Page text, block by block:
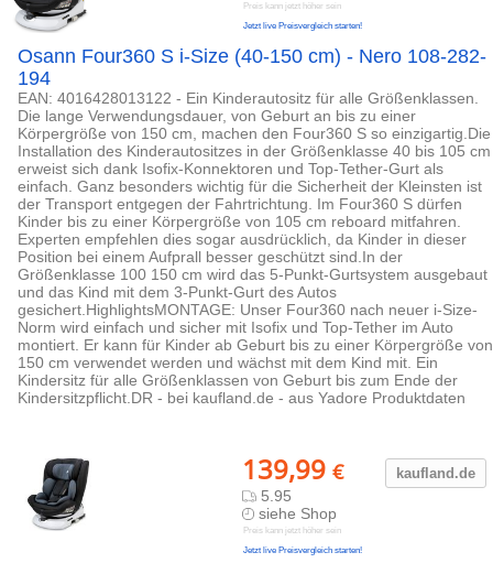
Preis kann jetzt höher sein
Jetzt live Preisvergleich starten!
Osann Four360 S i-Size (40-150 cm) - Nero 108-282-
194
EAN: 4016428013122 - Ein Kinderautositz für alle Größenklassen.
Die lange Verwendungsdauer, von Geburt an bis zu einer
Körpergröße von 150 cm, machen den Four360 S so einzigartig.Die
Installation des Kinderautositzes in der Größenklasse 40 bis 105 cm
erweist sich dank Isofix-Konnektoren und Top-Tether-Gurt als
einfach. Ganz besonders wichtig für die Sicherheit der Kleinsten ist
der Transport entgegen der Fahrtrichtung. Im Four360 S dürfen
Kinder bis zu einer Körpergröße von 105 cm reboard mitfahren.
Experten empfehlen dies sogar ausdrücklich, da Kinder in dieser
Position bei einem Aufprall besser geschützt sind.In der
Größenklasse 100 150 cm wird das 5-Punkt-Gurtsystem ausgebaut
und das Kind mit dem 3-Punkt-Gurt des Autos
gesichert.HighlightsMONTAGE: Unser Four360 nach neuer i-Size-
Norm wird einfach und sicher mit Isofix und Top-Tether im Auto
montiert. Er kann für Kinder ab Geburt bis zu einer Körpergröße von
150 cm verwendet werden und wächst mit dem Kind mit. Ein
Kindersitz für alle Größenklassen von Geburt bis zum Ende der
Kindersitzpflicht.DR - bei kaufland.de - aus Yadore Produktdaten
kaufland.de
139,99 €
5.95
siehe Shop
Preis kann jetzt höher sein
Jetzt live Preisvergleich starten!